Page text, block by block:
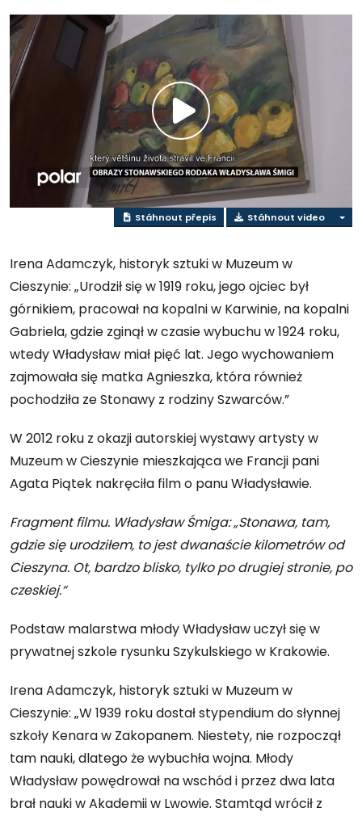
Přehrát
video
Stáhnout přepis Stáhnout video
Irena Adamczyk, historyk sztuki w Muzeum w
Cieszynie: „Urodził się w 1919 roku, jego ojciec był
górnikiem, pracował na kopalni w Karwinie, na kopalni
Gabriela, gdzie zginął w czasie wybuchu w 1924 roku,
wtedy Władysław miał pięć lat. Jego wychowaniem
zajmowała się matka Agnieszka, która również
pochodziła ze Stonawy z rodziny Szwarców.”
W 2012 roku z okazji autorskiej wystawy artysty w
Muzeum w Cieszynie mieszkająca we Francji pani
Agata Piątek nakręciła film o panu Władysławie.
Fragment filmu. Władysław Śmiga: „Stonawa, tam,
gdzie się urodziłem, to jest dwanaście kilometrów od
Cieszyna. Ot, bardzo blisko, tylko po drugiej stronie, po
czeskiej.“
Podstaw malarstwa młody Władysław uczył się w
prywatnej szkole rysunku Szykulskiego w Krakowie.
Irena Adamczyk, historyk sztuki w Muzeum w
Cieszynie: „W 1939 roku dostał stypendium do słynnej
szkoły Kenara w Zakopanem. Niestety, nie rozpoczął
tam nauki, dlatego że wybuchła wojna. Młody
Władysław powędrował na wschód i przez dwa lata
brał nauki w Akademii w Lwowie. Stamtąd wrócił z